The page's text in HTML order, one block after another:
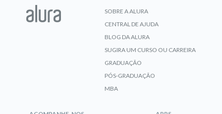
SOBRE A ALURA
CENTRAL DE AJUDA
BLOG DA ALURA
SUGIRA UM CURSO OU CARREIRA
GRADUAÇÃO
PÓS-GRADUAÇÃO
MBA